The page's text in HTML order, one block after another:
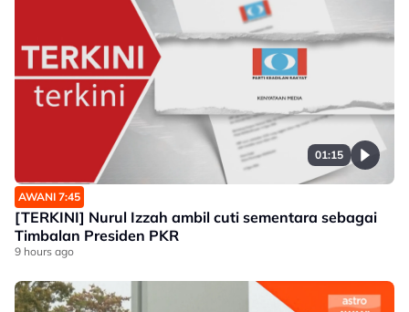
01:15
AWANI 7:45
[TERKINI] Nurul Izzah ambil cuti sementara sebagai
Timbalan Presiden PKR
9 hours ago